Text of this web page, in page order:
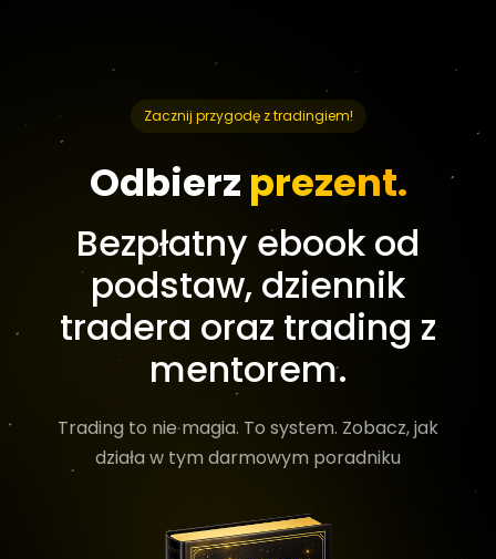
Zacznij przygodę z tradingiem!
Odbierz prezent.
Bezpłatny ebook od
podstaw, dziennik
tradera oraz trading z
mentorem.
Trading to nie magia. To system. Zobacz, jak
działa w tym darmowym poradniku